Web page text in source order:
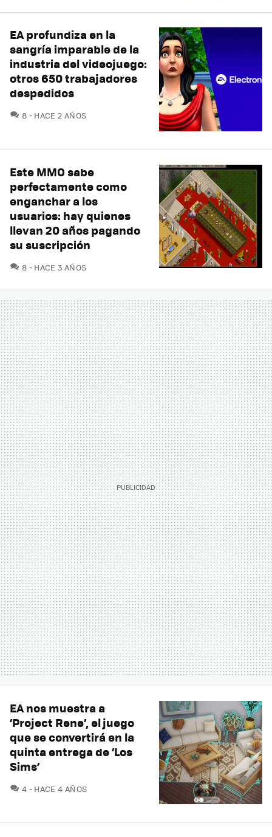
EA profundiza en la
sangría imparable de la
industria del videojuego:
otros 650 trabajadores
despedidos
8 COMENTARIOS
HACE 2 AÑOS
Este MMO sabe
perfectamente como
enganchar a los
usuarios: hay quienes
llevan 20 años pagando
su suscripción
8 COMENTARIOS
HACE 3 AÑOS
EA nos muestra a
‘Project Rene’, el juego
que se convertirá en la
quinta entrega de ‘Los
Sims’
4 COMENTARIOS
HACE 4 AÑOS